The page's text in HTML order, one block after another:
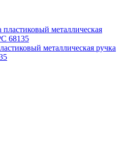
металлическая ручка